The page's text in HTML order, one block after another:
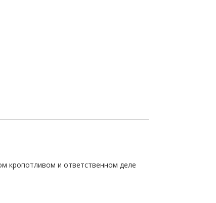
кропотливом и ответственном деле